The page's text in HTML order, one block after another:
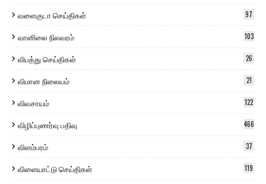
வளைகுடா செய்திகள் 97
வானிலை நிலவரம் 103
விபத்து செய்திகள் 26
விமான நிலையம் 21
விவசாயம் 122
விழிப்புணர்வு பதிவு 466
விளம்பரம் 37
விளையாட்டு செய்திகள் 119